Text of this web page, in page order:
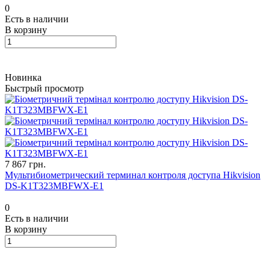
0
Есть в наличии
В корзину
Новинка
Быстрый просмотр
7 867 грн.
Мультибиометрический терминал контроля доступа Hikvision
DS-K1T323MBFWX-E1
0
Есть в наличии
В корзину